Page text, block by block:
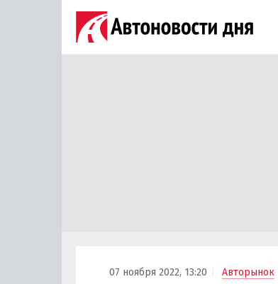
07 ноября 2022, 13:20 Авторынок